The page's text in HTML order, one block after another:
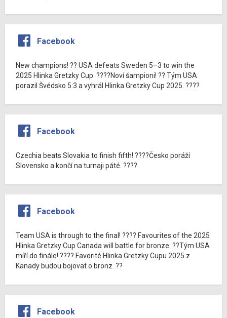
Facebook
New champions! ?? USA defeats Sweden 5–3 to win the
2025 Hlinka Gretzky Cup. ????Noví šampioni! ?? Tým USA
porazil Švédsko 5:3 a vyhrál Hlinka Gretzky Cup 2025. ????
Facebook
Czechia beats Slovakia to finish fifth! ????Česko poráží
Slovensko a končí na turnaji páté. ????
Facebook
Team USA is through to the final! ???? Favourites of the 2025
Hlinka Gretzky Cup Canada will battle for bronze. ??Tým USA
míří do finále! ???? Favorité Hlinka Gretzky Cupu 2025 z
Kanady budou bojovat o bronz. ??
Facebook